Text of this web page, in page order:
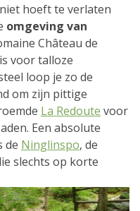
hoeft te verlaten
omgeving van
Château de
voor talloze
loop je zo de
om zijn pittige
La Redoute voor
Een absolute
de Ninglinspo, de
slechts op korte